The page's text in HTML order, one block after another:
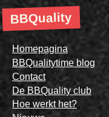
BBQuality
Homepagina
BBQualitytime blog
Contact
De BBQuality club
Hoe werkt het?